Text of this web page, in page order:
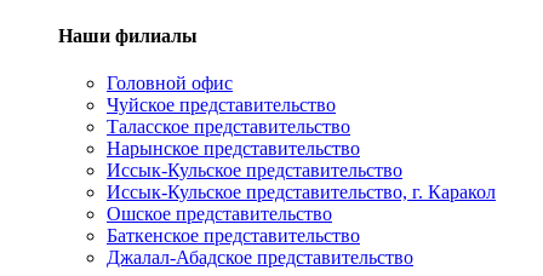
Наши филиалы
Головной офис
Чуйское представительство
Таласское представительство
Нарынское представительство
Иссык-Кульское представительство
Иссык-Кульское представительство, г. Каракол
Ошское представительство
Баткенское представительство
Джалал-Абадское представительство